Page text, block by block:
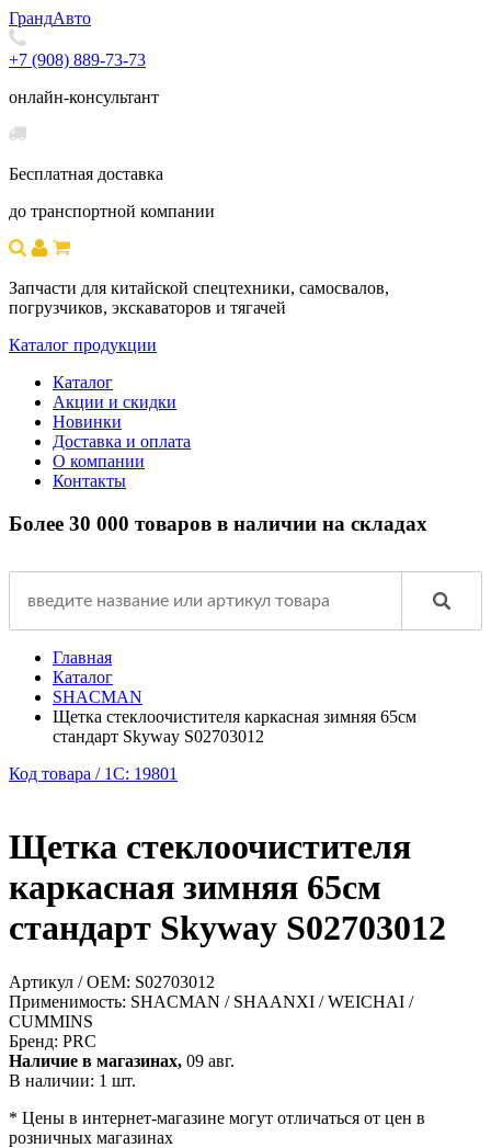
ГрандАвто
+7 (908) 889-73-73
онлайн-консультант
Бесплатная доставка
до транспортной компании
Запчасти для китайской спецтехники, самосвалов,
погрузчиков, экскаваторов и тягачей
Каталог продукции
Каталог
Акции и скидки
Новинки
Доставка и оплата
О компании
Контакты
Более 30 000 товаров в наличии на складах
Главная
Каталог
SHACMAN
Щетка стеклоочистителя каркасная зимняя 65см
стандарт Skyway S02703012
Код товара / 1C: 19801
Щетка стеклоочистителя
каркасная зимняя 65см
стандарт Skyway S02703012
Артикул / OEM: S02703012
Применимость: SHACMAN / SHAANXI / WEICHAI /
CUMMINS
Бренд: PRC
Наличие в магазинах, 09 авг.
В наличии: 1 шт.
* Цены в интернет-магазине могут отличаться от цен в
розничных магазинах